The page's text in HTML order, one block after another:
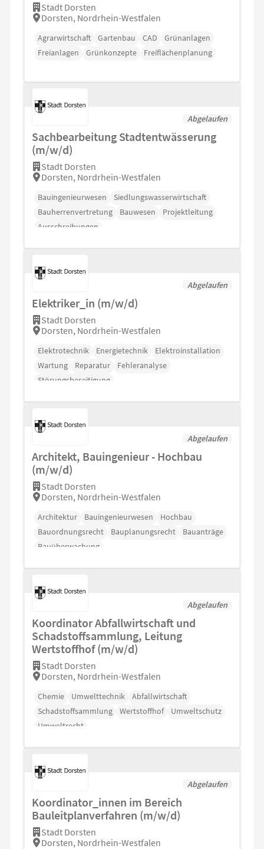
Stadt Dorsten
Dorsten, Nordrhein-Westfalen
Agrarwirtschaft Gartenbau CAD
Grünanlagen
Freianlagen
Grünkonzepte Freiflächenplanung
Abgelaufen
Sachbearbeitung Stadtentwässerung
(m/w/d)
Stadt Dorsten
Dorsten, Nordrhein-Westfalen
Bauingenieurwesen
Siedlungswasserwirtschaft
Bauherrenvertretung
Bauwesen
Projektleitung
Ausschreibungen
Abgelaufen
Elektriker_in (m/w/d)
Stadt Dorsten
Dorsten, Nordrhein-Westfalen
Elektrotechnik Energietechnik
Elektroinstallation
Wartung
Reparatur
Fehleranalyse
Störungsbeseitigung
Abgelaufen
Architekt, Bauingenieur - Hochbau
(m/w/d)
Stadt Dorsten
Dorsten, Nordrhein-Westfalen
Architektur Bauingenieurwesen
Hochbau
Bauordnungsrecht
Bauplanungsrecht
Bauanträge
Bauüberwachung
Abgelaufen
Koordinator Abfallwirtschaft und
Schadstoffsammlung, Leitung
Wertstoffhof (m/w/d)
Stadt Dorsten
Dorsten, Nordrhein-Westfalen
Chemie Umwelttechnik
Abfallwirtschaft
Schadstoffsammlung
Wertstoffhof
Umweltschutz
Umweltrecht
Abgelaufen
Koordinator_innen im Bereich
Bauleitplanverfahren (m/w/d)
Stadt Dorsten
Dorsten, Nordrhein-Westfalen